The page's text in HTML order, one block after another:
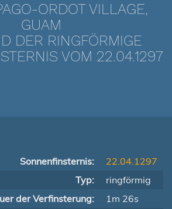
ORDOT VILLAGE,
GUAM
DER RINGFÖRMIGE
VOM 22.04.1297
Sonnenfinsternis:
22.04.1297
Typ:
ringförmig
der Verfinsterung:
1m 26s